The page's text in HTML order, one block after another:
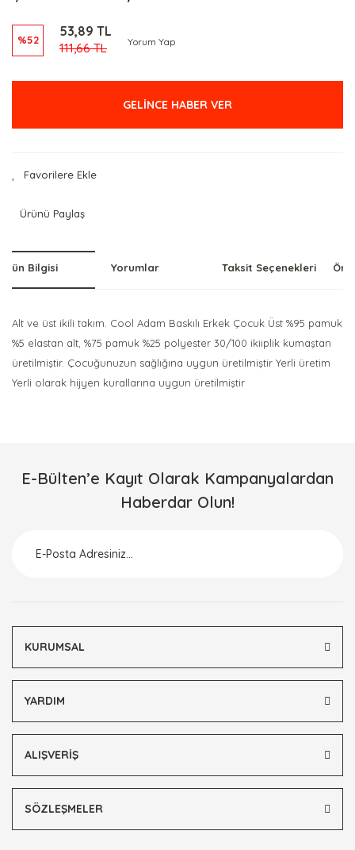
%52
53,89 TL
111,66 TL Yorum Yap
GELİNCE HABER VER
Ürünü Paylaş
Ürün Bilgisi Yorumlar Taksit Seçenekleri
Alt ve üst ikili takım. Cool Adam Baskılı Erkek Çocuk Üst %95 pamuk
%5 elastan alt, %75 pamuk %25 polyester 30/100 ikiiplik kumaştan
üretilmiştir. Çocuğunuzun sağlığına uygun üretilmiştir Yerli üretim
Yerli olarak hijyen kurallarına uygun üretilmiştir
Yorum Yaz
Ürün resmi kalitesiz, bozuk veya görüntülenemiyor.
E-Bülten’e Kayıt Olarak Kampanyalardan
Haberdar Olun!
KURUMSAL
YARDIM
ALIŞVERİŞ
SÖZLEŞMELER